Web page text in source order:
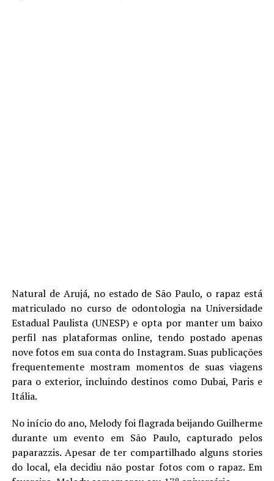
Natural de Arujá, no estado de São Paulo, o rapaz está
matriculado no curso de odontologia na Universidade
Estadual Paulista (UNESP) e opta por manter um baixo
perfil nas plataformas online, tendo postado apenas
nove fotos em sua conta do Instagram. Suas publicações
frequentemente mostram momentos de suas viagens
para o exterior, incluindo destinos como Dubai, Paris e
Itália.
No início do ano, Melody foi flagrada beijando Guilherme
durante um evento em São Paulo, capturado pelos
paparazzis. Apesar de ter compartilhado alguns stories
do local, ela decidiu não postar fotos com o rapaz. Em